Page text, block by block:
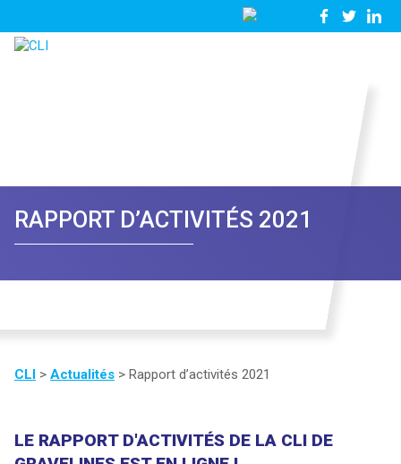
28
23
contacter
RAPPORT D’ACTIVITÉS 2021
CLI > Actualités > Rapport d’activités 2021
LE RAPPORT D'ACTIVITÉS DE LA CLI DE